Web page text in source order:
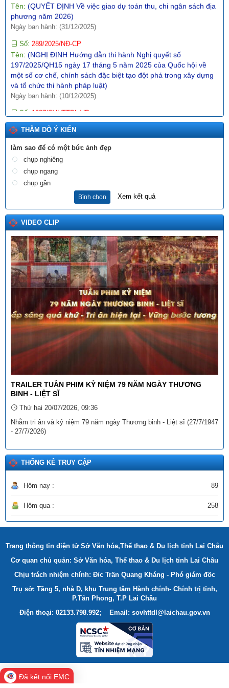
phương năm 2026)
Ngày ban hành: (31/12/2025)
Tên:(NGHỊ ĐỊNH Hướng dẫn thi hành Nghị quyết số
197/2025/QH15 ngày 17 tháng 5 năm 2025 của Quốc hội về
một số cơ chế, chính sách đặc biệt tạo đột phá trong xây dựng
và tổ chức thi hành pháp luật)
Ngày ban hành: (10/12/2025)
Tên:(V/v định hướng nội dung phổ biến, giáo dục pháp luật
tháng 6 năm 2026)
Ngày ban hành: (03/06/2026)
(BÀI TRUYỀN THÔNG DỰ THẢO NGHỊ QUYẾT QUY
ĐỊNH NỘI DUNG, MỨC CHI MỘT SỐ HOẠT ĐỘNG VĂN HÓA,
NGHỆ THUẬT TRÊN ĐỊA BÀN TỈNH LAI CHÂU)
Ngày ban hành: (12/11/2025)
15/2025/TT-BTP
Tên:(THÔNG TƯ Hướng dẫn thi hành Quyết định số
27/2025/QĐ-TTg ngày 04 tháng 8 năm 2025 của Thủ tướng
Chính phủ quy định về xã, phường, đặc khu đạt chuẩn tiếp cận
pháp luật)
Ngày ban hành: (29/09/2025)
Số:3046/SVHTTDL-VP
Tên:(V/v triển khai thực hiện Thông tư số 98/2025/TT-BTC
ngày 27 tháng 10 năm 2025 của Bộ trưởng Bộ Tài chính)
Ngày ban hành: (06/11/2025)
Tên:(Danh sách dự kiến xếp hạng “Khách sạn tiêu biểu không
thuốc lá” lần thứ I - năm 2025)
Ngày ban hành: (18/12/2025)
Tên:
(THÔNG TƯ Quy định và hướng dẫn công tác thi đua,
khen thưởng về Dân quân tự vệ)
Ngày ban hành: (22/12/2025)
THĂM DÒ Ý KIẾN
làm sao để có một bức ảnh đẹp
chụp nghiêng
chụp ngang
chụp gần
Bình chọn Xem kết quả
VIDEO CLIP
TRAILER TUẦN PHIM KỶ NIỆM 79 NĂM NGÀY THƯƠNG
BINH - LIỆT SĨ
Thứ hai 20/07/2026, 09:36
Nhằm tri ân và kỷ niệm 79 năm ngày Thương binh - Liệt sĩ (27/7/1947
- 27/7/2026)
THỐNG KÊ TRUY CẬP
Hôm nay : 89
Hôm qua : 258
Trang thông tin điện tử Sở Văn hóa,Thể thao & Du lịch tỉnh Lai Châu
Cơ quan chủ quản: Sở Văn hóa, Thể thao & Du lịch tỉnh Lai Châu
Chịu trách nhiệm chính: Đ/c Trần Quang Kháng - Phó giám đốc
Trụ sở: Tầng 5, nhà D, khu Trung tâm Hành chính- Chính trị tỉnh,
P.Tân Phong, T.P Lai Châu
Điện thoại: 02133.798.992; Email: sovhttdl@laichau.gov.vn
Đã kết nối EMC